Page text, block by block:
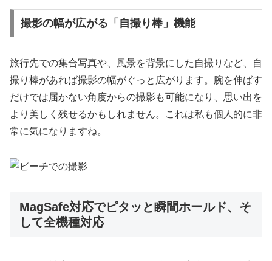
撮影の幅が広がる「自撮り棒」機能
旅行先での集合写真や、風景を背景にした自撮りなど、自
撮り棒があれば撮影の幅がぐっと広がります。腕を伸ばす
だけでは届かない角度からの撮影も可能になり、思い出を
より美しく残せるかもしれません。これは私も個人的に非
常に気になりますね。
MagSafe対応でピタッと瞬間ホールド、そ
して全機種対応